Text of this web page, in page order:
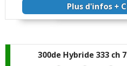
Plus d'infos +
300de Hybride 333 ch